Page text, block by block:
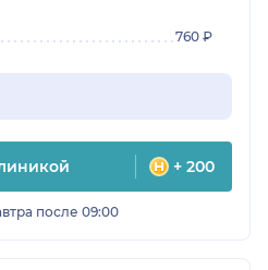
760 ₽
+ 200
после 09:00